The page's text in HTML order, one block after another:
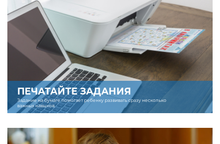
ПЕЧАТАЙТЕ ЗАДАНИЯ
Задание на бумаге помогает ребенку развивать сразу несколько
важных навыков.